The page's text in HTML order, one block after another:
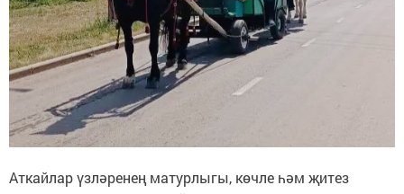
Аткайлар үзләренең матурлыгы, көчле һәм җитез